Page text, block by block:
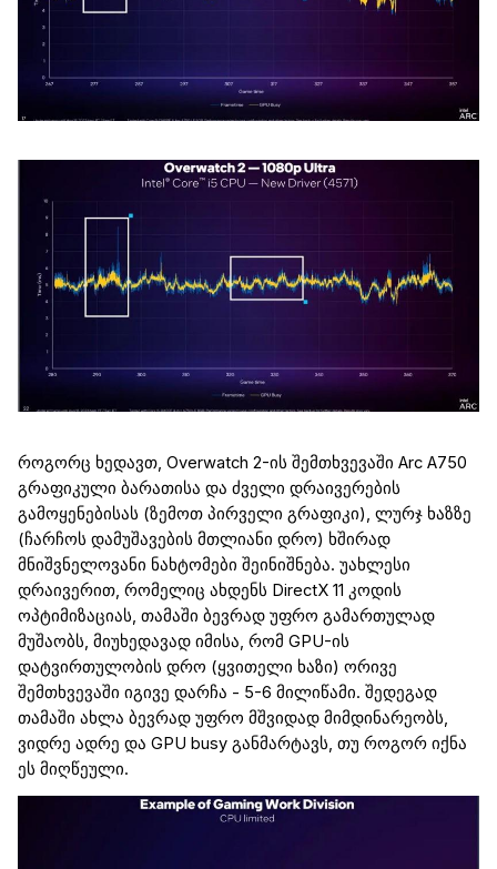
როგორც ხედავთ, Overwatch 2-ის შემთხვევაში Arc A750
გრაფიკული ბარათისა და ძველი დრაივერების
გამოყენებისას (ზემოთ პირველი გრაფიკი), ლურჯ ხაზზე
(ჩარჩოს დამუშავების მთლიანი დრო) ხშირად
მნიშვნელოვანი ნახტომები შეინიშნება. უახლესი
დრაივერით, რომელიც ახდენს DirectX 11 კოდის
ოპტიმიზაციას, თამაში ბევრად უფრო გამართულად
მუშაობს, მიუხედავად იმისა, რომ GPU-ის
დატვირთულობის დრო (ყვითელი ხაზი) ორივე
შემთხვევაში იგივე დარჩა - 5-6 მილიწამი. შედეგად
თამაში ახლა ბევრად უფრო მშვიდად მიმდინარეობს,
ვიდრე ადრე და GPU busy განმარტავს, თუ როგორ იქნა
ეს მიღწეული.